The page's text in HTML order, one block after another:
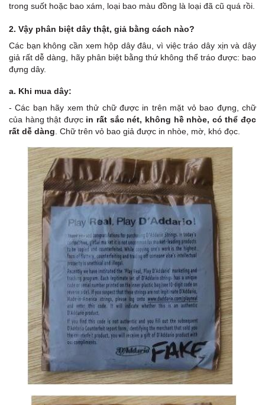
trong suốt hoặc bao xám, loại bao màu đồng là loại đã cũ quá rồi.
2. Vậy phân biệt dây thật, giả bằng cách nào?
Các bạn không cần xem hộp dây đâu, vì việc tráo dây xịn và dây
giả rất dễ dàng, hãy phân biệt bằng thứ không thể tráo được: bao
đựng dây.
a. Khi mua dây:
- Các bạn hãy xem thử chữ được in trên mặt vỏ bao đựng, chữ
của hàng thật được in rất sắc nét, không hề nhòe, có thể đọc
rất dễ dàng . Chữ trên vỏ bao giả được in nhòe, mờ, khó đọc.